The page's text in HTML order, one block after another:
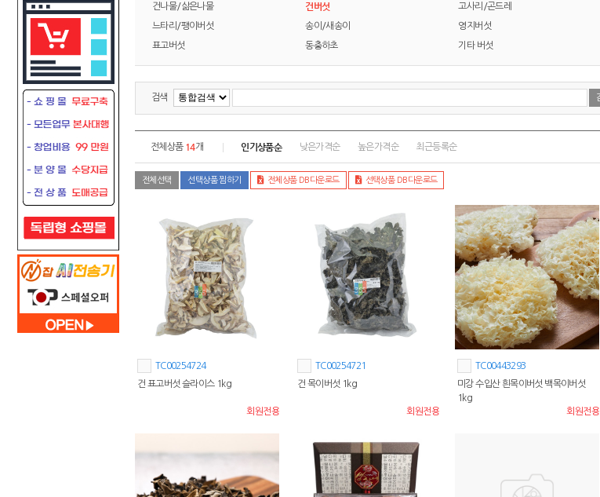
건나물/삶은나물 건버섯 고사리/곤드레
느타리/팽이버섯 송이/새송이 영지버섯
표고버섯 동충하초 기타 버섯
검색
전체상품 14개 인기상품순 낮은가격순 높은가격순 최근등록순
전체선택 선택상품 찜하기 전체상품 DB다운로드 선택상품 DB다운로드
TC00254724
건 표고버섯 슬라이스 1kg
회원전용
TC00254721
건 목이버섯 1kg
회원전용
TC00443293
미강 수입산 흰목이버섯 백목이버섯
1kg
회원전용